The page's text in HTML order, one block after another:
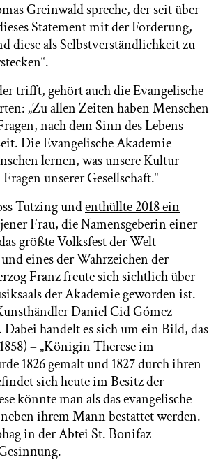
Greinwald spreche, der seit über
Statement mit der Forderung,
diese als Selbstverständlichkeit zu
trifft, gehört auch die Evangelische
„Zu allen Zeiten haben Menschen
nach dem Sinn des Lebens
Die Evangelische Akademie
lernen, was unsere Kultur
unserer Gesellschaft.“
Tutzing undenthüllte 2018 ein
jener Frau, die Namensgeberin einer
größte Volksfest der Welt
eines der Wahrzeichen der
Franz freute sich sichtlich über
der Akademie geworden ist.
Daniel Cid Gómez
handelt es sich um ein Bild, das
– „Königin Therese im
1826 gemalt und 1827 durch ihren
sich heute im Besitz der
könnte man als das evangelische
ihrem Mann bestattet werden.
in der Abtei St. Bonifaz